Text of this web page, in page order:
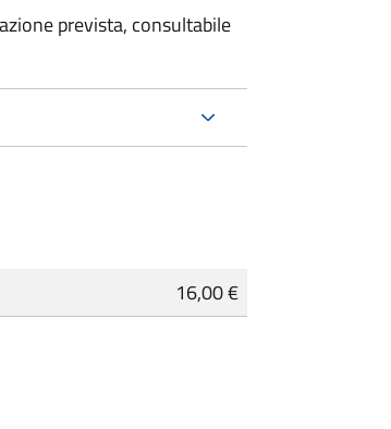
prevista, consultabile
16,00 €